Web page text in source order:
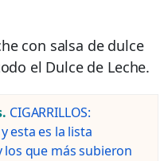
con salsa de dulce
el Dulce de Leche.
CIGARRILLOS:
esta es la lista
los que más subieron